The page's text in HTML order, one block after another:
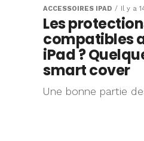
ACCESSOIRES IPAD Il y a
Les
compatibles
iPad ?
smart cover
Une bonne partie